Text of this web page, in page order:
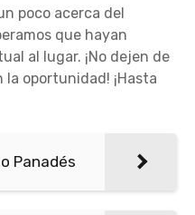
poco acerca del
que hayan
al lugar. ¡No dejen de
oportunidad! ¡Hasta
Panadés